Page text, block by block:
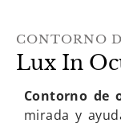
CONTORNO
Lux In
Contorno de
mirada y